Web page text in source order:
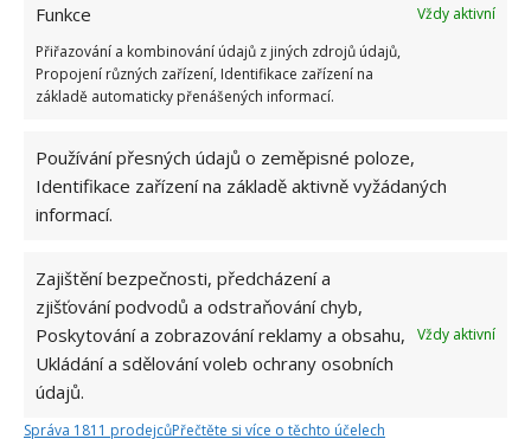
Funkce
Vždy aktivní
Přiřazování a kombinování údajů z jiných zdrojů údajů,
Propojení různých zařízení, Identifikace zařízení na
základě automaticky přenášených informací.
Používání přesných údajů o zeměpisné poloze,
Identifikace zařízení na základě aktivně vyžádaných
informací.
Zajištění bezpečnosti, předcházení a
zjišťování podvodů a odstraňování chyb,
Poskytování a zobrazování reklamy a obsahu,
Ukládání a sdělování voleb ochrany osobních
údajů.
Vždy aktivní
Správa 1811 prodejcůPřečtěte si více o těchto účelech
ŽHAVÉ NOVINKY
Tyto rostliny odpuzují klíšťata. Ujistěte se, že je
máte na zahrádce